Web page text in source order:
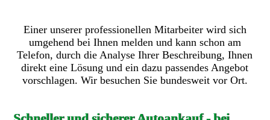
Einer unserer professionellen Mitarbeiter wird sich
umgehend bei Ihnen melden und kann schon am
Telefon, durch die Analyse Ihrer Beschreibung, Ihnen
direkt eine Lösung und ein dazu passendes Angebot
vorschlagen. Wir besuchen Sie bundesweit vor Ort.